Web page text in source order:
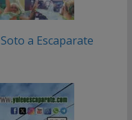
a Escaparate